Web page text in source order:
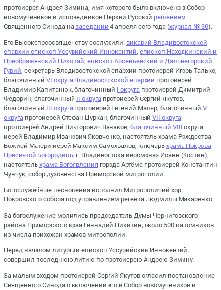
протоиерея Андрея Зимина, имя которого было включено в Собор
новомучеников и исповедников Церкви Русской решением
Священного Синода на заседании 4 апреля сего года (журнал № 30).
Его Высокопреосвященству сослужили: викарий Владивостокской
епархии епископ Уссурийский Иннокентий, епископ Находкинский и
Преображенский Николай, епископ Арсеньевский и Дальнегорский
Гурий, секретарь Владивостокской епархии протоиерей Игорь Талько,
благочинный VI округа Владивостокской епархии протоиерей
Владимир Капитанюк, благочинный I округа протоиерей Димитрий
Федорин, благочинный II округа протоиерей Сергий Якутов,
благочинный III округа протоиерей Евгений Маляр, благочинный V
округа протоиерей Стефан Цуркан, благочинный VII округа
протоиерей Андрей Викторович Ванаков, благочинный VIII округа
иерей Владимир Иванович Яковченко, настоятель храма Рождества
Божией Матери иерей Максим Самохвалов, ключарь храма Покрова
Пресвятой Богородицы г. Владивостока иеромонах Иоанн (Костин),
настоятель храма Богоявления города Артёма протоиерей Константин
Чунчук, собор духовенства Приморской митрополии.
Богослужебные песнопения исполнил Митрополичий хор
Покровского собора под управлением регента Людмилы Макаренко.
За богослужение молились председатель Думы Черниговского
района Приморского края Геннадий Никитин, около 500 паломников
из числа прихожан храмов митрополии.
Перед началом литургии епископ Уссурийский Иннокентий
совершил последнюю литию по протоиерею Андрею Зимину.
За малым входом протоиерей Сергий Якутов огласил постановление
Священного Синода о включении его в Собор новомучеников и